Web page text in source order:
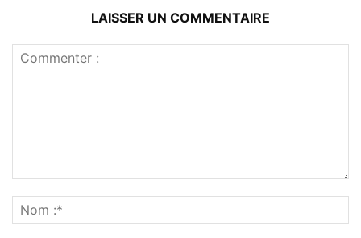
LAISSER UN COMMENTAIRE